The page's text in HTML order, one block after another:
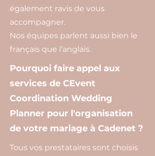
également ravis de vous
accompagner.
Nos équipes parlent aussi bien le
français que l’anglais.
Pourquoi faire appel aux
services de CEvent
Coordination Wedding
Planner pour l'organisation
de votre mariage à Cadenet ?
Tous vos prestataires sont choisis